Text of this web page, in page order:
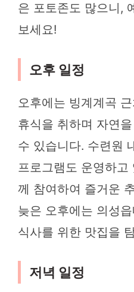
은 포토존도 많으니,
보세요!
오후 일정
오후에는 빙계계곡 근
휴식을 취하며 자연
수 있습니다. 수련원
프로그램도 운영하
께 참여하여 즐거운
늦은 오후에는 의성
식사를 위한 맛집을
저녁 일정